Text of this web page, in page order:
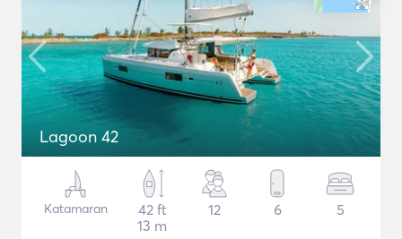
Lagoon 42
Katamaran
42 ft
13 m
12 6 5